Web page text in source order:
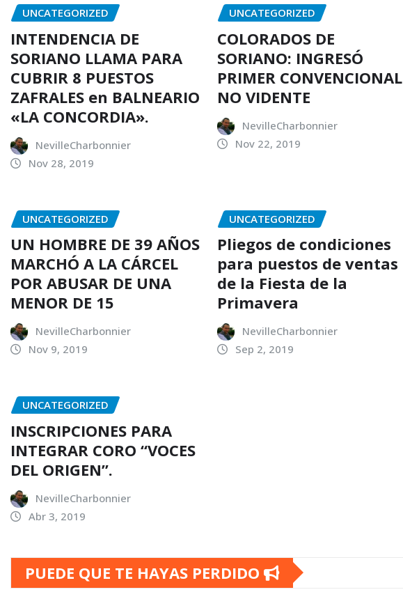
UNCATEGORIZED
INTENDENCIA DE
SORIANO LLAMA PARA
CUBRIR 8 PUESTOS
ZAFRALES en BALNEARIO
«LA CONCORDIA».
NevilleCharbonnier
Nov 28, 2019
UNCATEGORIZED
COLORADOS DE
SORIANO: INGRESÓ
PRIMER CONVENCIONAL
NO VIDENTE
NevilleCharbonnier
Nov 22, 2019
UNCATEGORIZED
UN HOMBRE DE 39 AÑOS
MARCHÓ A LA CÁRCEL
POR ABUSAR DE UNA
MENOR DE 15
NevilleCharbonnier
Nov 9, 2019
UNCATEGORIZED
Pliegos de condiciones
para puestos de ventas
de la Fiesta de la
Primavera
NevilleCharbonnier
Sep 2, 2019
UNCATEGORIZED
INSCRIPCIONES PARA
INTEGRAR CORO “VOCES
DEL ORIGEN”.
NevilleCharbonnier
Abr 3, 2019
PUEDE QUE TE HAYAS PERDIDO